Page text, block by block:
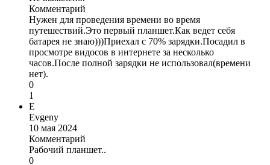
Комментарий
Нужен для проведения времени во время
путешествий.Это первый планшет.Как ведет себя
батарея не знаю)))Приехал с 70% зарядки.Посадил в
просмотре видосов в интернете за несколько
часов.После полной зарядки не использовал(времени
нет).
0
1
E
Evgeny
10 мая 2024
Комментарий
Рабочий планшет..
0